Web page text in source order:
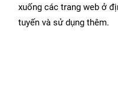
xuống các trang web ở
tuyến và sử dụng thêm.